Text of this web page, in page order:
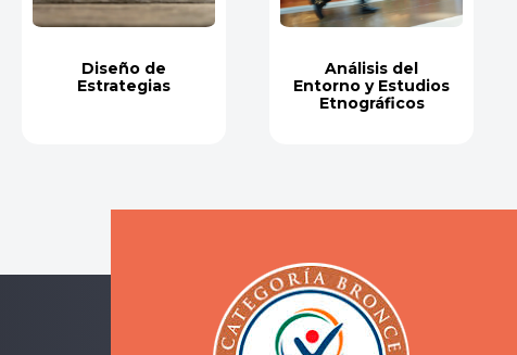
Diseño de
Estrategias
Análisis del
Entorno y Estudios
Etnográficos